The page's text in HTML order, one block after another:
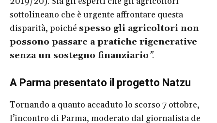
sottolineano che è urgente affrontare questa
disparità, poiché spesso gli agricoltori non
possono passare a pratiche rigenerative
senza un sostegno finanziario”.
A Parma presentato il progetto Natzu
Tornando a quanto accaduto lo scorso 7 ottobre,
l’incontro di Parma, moderato dal giornalista de